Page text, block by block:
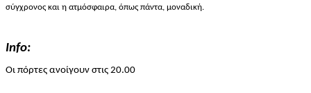
σύγχρονος και η ατμόσφαιρα, όπως πάντα, μοναδική.
Info:
Οι πόρτες ανοίγουν στις 20.00